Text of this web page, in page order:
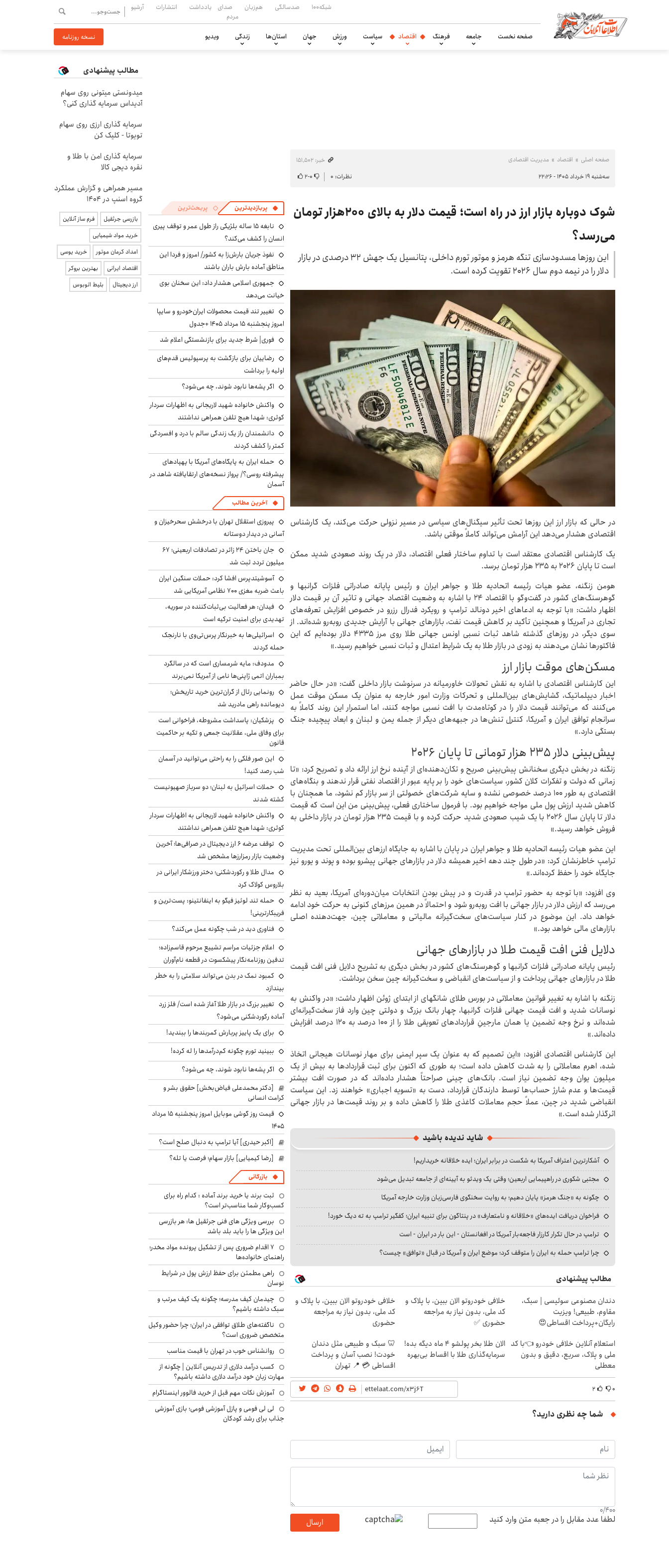
شبکه۱۰۰ صدسالگی هم‌زبان
صدای
مردم
یادداشت انتشارات آرشیو
صفحه نخست جامعه فرهنگ اقتصاد سیاست ورزش جهان استان‌ها زندگی ویدیو نسخه روزنامه
صفحه اصلی اقتصاد مدیریت اقتصادی
خبر: ۱۵۱٬۵۰۲
سه‌شنبه ۱۹ خرداد ۱۴۰۵ - ۲۲:۲۶
نظرات: ۰ ۰-۲
شوک دوباره بازار ارز در راه است؛ قیمت دلار به بالای ۲۰۰هزار تومان
می‌رسد؟
این روزها مسدودسازی تنگه هرمز و موتور تورم داخلی، پتانسیل یک جهش ۳۲ درصدی در بازار
دلار را در نیمه دوم سال ۲۰۲۶ تقویت کرده است.
در حالی که بازار ارز این روزها تحت تأثیر سیگنال‌های سیاسی در مسیر نزولی حرکت می‌کند، یک کارشناس
اقتصادی هشدار می‌دهد این آرامش می‌تواند کاملاً موقتی باشد.
یک کارشناس اقتصادی معتقد است با تداوم ساختار فعلی اقتصاد، دلار در یک روند صعودی شدید ممکن
است تا پایان ۲۰۲۶ به ۲۳۵ هزار تومان برسد.
هومن زنگنه، عضو هیات رئیسه اتحادیه طلا و جواهر ایران و رئیس پایانه صادراتی فلزات گرانبها و
گوهرسنگ‌های کشور در گفت‌وگو با اقتصاد ۲۴ با اشاره به وضعیت اقتصاد جهانی و تاثیر آن بر قیمت دلار
اظهار داشت: «با توجه به ادعاهای اخیر دونالد ترامپ و رویکرد فدرال رزرو در خصوص افزایش تعرفه‌های
تجاری در آمریکا و همچنین تأکید بر کاهش قیمت نفت، بازارهای جهانی با آرایش جدیدی روبه‌رو شده‌اند. از
سوی دیگر، در روزهای گذشته شاهد ثبات نسبی اونس جهانی طلا روی مرز ۴۳۳۵ دلار بوده‌ایم که این
فاکتورها نشان می‌دهند به زودی در بازار طلا به یک شرایط اعتدال و ثبات نسبی خواهیم رسید.»
مسکن‌های موقت بازار ارز
این کارشناس اقتصادی با اشاره به نقش تحولات خاورمیانه در سرنوشت بازار داخلی گفت: «در حال حاضر
اخبار دیپلماتیک، گشایش‌های بین‌المللی و تحرکات وزارت امور خارجه به عنوان یک مسکن موقت عمل
می‌کنند که می‌توانند قیمت دلار را در کوتاه‌مدت با افت نسبی مواجه کنند، اما استمرار این روند کاملاً به
سرانجام توافق ایران و آمریکا، کنترل تنش‌ها در جبهه‌های دیگر از جمله یمن و لبنان و ابعاد پیچیده جنگ
بستگی دارد.»
پیش‌بینی دلار ۲۳۵ هزار تومانی تا پایان ۲۰۲۶
زنگنه در بخش دیگری سخنانش پیش‌بینی صریح و تکان‌دهنده‌ای از آینده نرخ ارز ارائه داد و تصریح کرد: «تا
زمانی که دولت و تفکرات کلان کشور، سیاست‌های خود را بر پایه عبور از اقتصاد نفتی قرار ندهند و بنگاه‌های
اقتصادی به طور ۱۰۰ درصد خصوصی نشده و سایه شرکت‌های خصولتی از سر بازار کم نشود، ما همچنان با
کاهش شدید ارزش پول ملی مواجه خواهیم بود. با فرمول ساختاری فعلی، پیش‌بینی من این است که قیمت
دلار تا پایان سال ۲۰۲۶ با یک شیب صعودی شدید حرکت کرده و با قیمت ۲۳۵ هزار تومان در بازار داخلی به
فروش خواهد رسید.»
این عضو هیات رئیسه اتحادیه طلا و جواهر ایران در پایان با اشاره به جایگاه ارزهای بین‌المللی تحت مدیریت
ترامپ خاطرنشان کرد: «در طول چند دهه اخیر همیشه دلار در بازارهای جهانی پیشرو بوده و پوند و یورو نیز
جایگاه خود را حفظ کرده‌اند.»
وی افزود: «با توجه به حضور ترامپ در قدرت و در پیش بودن انتخابات میان‌دوره‌ای آمریکا، بعید به نظر
می‌رسد که ارزش دلار در بازار جهانی با افت روبه‌رو شود و احتمالاً در همین مرزهای کنونی به حرکت خود ادامه
خواهد داد. این موضوع در کنار سیاست‌های سخت‌گیرانه مالیاتی و معاملاتی چین، جهت‌دهنده اصلی
بازارهای مالی خواهد بود.»
دلایل فنی افت قیمت طلا در بازارهای جهانی
رئیس پایانه صادراتی فلزات گرانبها و گوهرسنگ‌های کشور در بخش دیگری به تشریح دلایل فنی افت قیمت
طلا در بازارهای جهانی پرداخت و از سیاست‌های انقباضی و سخت‌گیرانه چین سخن برداشت.
زنگنه با اشاره به تغییر قوانین معاملاتی در بورس طلای شانگهای از ابتدای ژوئن اظهار داشت: «در واکنش به
نوسانات شدید و افت قیمت جهانی فلزات گرانبها، چهار بانک بزرگ و دولتی چین وارد فاز سخت‌گیرانه‌ای
شده‌اند و نرخ وجه تضمین یا همان مارجینِ قراردادهای تعویقی طلا را از ۱۰۰ درصد به ۱۲۰ درصد افزایش
داده‌اند.»
این کارشناس اقتصادی افزود: «این تصمیم که به عنوان یک سپر ایمنی برای مهار نوسانات هیجانی اتخاذ
شده، اهرم معاملاتی را به شدت کاهش داده است؛ به طوری که اکنون برای ثبت قراردادها به بیش از یک
میلیون یوان وجه تضمین نیاز است. بانک‌های چینی صراحتاً هشدار داده‌اند که در صورت افت بیشتر
قیمت‌ها و عدم شارژ حساب‌ها توسط دارندگان قرارداد، دست به «تسویه اجباری» خواهند زد. این سیاست
انقباضی شدید در چین، عملاً حجم معاملات کاغذی طلا را کاهش داده و بر روند قیمت‌ها در بازار جهانی
اثرگذار شده است.»
شاید ندیده باشید
آشکارترین اعتراف آمریکا به شکست در برابر ایران؛ ایده خلاقانه خریداریم!
مجتبی شکوری در راهپیمایی اربعین؛ وقتی یک ویدئو به آیینه‌ای از جامعه تبدیل می‌شود
چگونه به «جنگ هرمز» پایان دهیم؛ به روایت سخنگوی فارسی‌زبان وزارت خارجه آمریکا
فراخوان دریافت ایده‌های «خلاقانه و نامتعارف» در پنتاگون برای تنبیه ایران؛ کفگیر ترامپ به ته دیگ خورد!
ترامپ در حال تکرار کارزار فاجعه‌بار آمریکا در افغانستان - این بار در ایران - است
چرا ترامپ حمله به ایران را متوقف کرد؛ موضع ایران و آمریکا در قبال «توافق» چیست؟
مطالب پیشنهادی
دندان مصنوعی سوئیسی | سبک،
مقاوم، طبیعی! ویزیت
رایگان+پرداخت اقساطی😍
خلافی خودروتو الان ببین، با پلاک و
کد ملی، بدون نیاز به مراجعه
حضوری ✅
خلافی خودروتو الان ببین، با پلاک و
کد ملی، بدون نیاز به مراجعه
حضوری
استعلام آنلاین خلافی خودرو 👈با کد
ملی و پلاک، سریع، دقیق و بدون
معطلی
الان طلا بخر پولشو 4 ماه دیگه بده!
سرمایه‌گذاری طلا با اقساط بی‌بهره
🦷 سبک و طبیعی مثل دندان
خودت! نصب آسان و پرداخت
اقساطی 💳 📍 تهران
۰ ۲
شما چه نظری دارید؟
0/400
لطفا عدد مقابل را در جعبه متن وارد کنید ارسال
پربازدیدترین پربحث‌ترین
نابغه ۱۵ ساله بلژیکی راز طول عمر و توقف پیری
انسان را کشف می‌کند؟
نفوذ جریان بارش‌زا به کشور/ امروز و فردا این
مناطق آماده بارش باران باشند
جمهوری اسلامی هشدار داد: این سخنان بوی
خیانت می‌دهد
تغییر تند قیمت محصولات ایران‌خودرو و سایپا
امروز پنجشنبه ۱۵ مرداد ۱۴۰۵ +جدول
فوری| شرط جدید برای بازنشستگی اعلام شد
رضاییان برای بازگشت به پرسپولیس قدم‌های
اولیه را برداشت
اگر پشه‌ها نابود شوند، چه می‌شود؟
واکنش خانواده شهید لاریجانی به اظهارات سردار
کوثری: شهدا هیچ تلفن همراهی نداشتند
دانشمندان راز یک زندگی سالم با درد و افسردگی
کمتر را کشف کردند
حمله ایران به پایگاه‌های آمریکا با پهپادهای
پیشرفته روسی؟/ پرواز نسخه‌های ارتقایافته شاهد در
آسمان
آخرین مطالب
پیروزی استقلال تهران با درخشش سحرخیزان و
آسانی در دیدار دوستانه
جان باختن ۲۴ زائر در تصادفات اربعینی؛ ۶۷
میلیون تردد ثبت شد
آسوشیتدپرس افشا کرد: حملات سنگین ایران
باعث ضربه مغزی ۷۰۰ نظامی آمریکایی شد
فیدان: هر فعالیت بی‌ثبات‌کننده در سوریه،
تهدیدی برای امنیت ترکیه است
اسرائیلی‌ها به خبرنگار پرس‌تی‌وی با نارنجک
حمله کردند
مدودف: مایه شرمساری است که در سالگرد
بمباران اتمی ژاپنی‌ها نامی از آمریکا نمی‌برند
رونمایی رئال از گران‌ترین خرید تاریخش؛
دیومانده راهی مادرید شد
پزشکیان: پاسداشت مشروطه، فراخوانی است
برای وفاق ملی، عقلانیت جمعی و تکیه بر حاکمیت
قانون
این صور فلکی را به راحتی می‌توانید در آسمان
شب رصد کنید!
حملات اسرائیل به لبنان؛ دو سرباز صهیونیست
کشته شدند
واکنش خانواده شهید لاریجانی به اظهارات سردار
کوثری: شهدا هیچ تلفن همراهی نداشتند
توقف عرضه ۶ ارز دیجیتال در صرافی‌ها؛ آخرین
وضعیت بازار رمزارزها مشخص شد
مدال طلا و رکوردشکنی؛ دختر ورزشکار ایرانی در
بلاروس کولاک کرد
حمله تند لوئیز فیگو به اینفانتینو: پست‌ترین و
فریبکارترینی!
فناوری دید در شب چگونه عمل می‌کند؟
اعلام جزئیات مراسم تشییع مرحوم قاسم‌زاده؛
تدفین روزنامه‌نگار پیشکسوت در قطعه نام‌آوران
کمبود نمک در بدن می‌تواند سلامتی را به خطر
بیندازد
تغییر بزرگ در بازار طلا آغاز شده است/ فلز زرد
آماده رکوردشکنی می‌شود؟
برای یک پاییز پربارش کمربندها را ببندید!
ببینید تورم چگونه کم‌درآمدها را له کرده!
اگر پشه‌ها نابود شوند، چه می‌شود؟
[دکتر محمدعلی فیاض‌بخش] حقوق بشر و
کرامت انسانی
قیمت روز گوشی موبایل امروز پنجشنبه ۱۵ مرداد
۱۴۰۵
[اکبر حیدری] آیا ترامپ به دنبال صلح است؟
[رضا کیمیایی] بازار سهام؛ فرصت یا تله؟
بازرگانی
ثبت برند یا خرید برند آماده : کدام راه برای
کسب‌وکار شما مناسب‌تر است؟
بررسی ویژگی های فنی جرثقیل ها: هر بازرسی
این ویژگی ها را باید بلد باشد
۷ اقدام ضروری پس از تشکیل پرونده مواد مخدر؛
راهنمای خانواده‌ها
راهی مطمئن برای حفظ ارزش پول در شرایط
نوسان
چیدمان کیف مدرسه؛ چگونه یک کیف مرتب و
سبک داشته باشیم؟
ناگفته‌های طلاق توافقی در ایران؛ چرا حضور وکیل
متخصص ضروری است؟
روانشناس خوب در تهران با قیمت مناسب
کسب درآمد دلاری از تدریس آنلاین | چگونه از
مهارت زبان خود درآمد دلاری داشته باشیم؟
آموزش نکات مهم قبل از خرید فالوور اینستاگرام
لی لی فومی و پازل آموزشی فومی؛ بازی آموزشی
جذاب برای رشد کودکان
مطالب پیشنهادی
میدونستی میتونی روی سهام
آدیداس سرمایه گذاری کنی؟
سرمایه گذاری ارزی روی سهام
تویوتا - کلیک کن
سرمایه گذاری امن با طلا و
نقره دیجی کالا
مسیر همراهی و گزارش عملکرد
گروه اسنپ در ۱۴۰۴
بازرسی جرثقیل
فرم ساز آنلاین
خرید مواد شیمیایی
امداد کرمان موتور
خرید یوسی
اقتصاد ایرانی
بهترین بروکر
ارز دیجیتال
بلیط اتوبوس